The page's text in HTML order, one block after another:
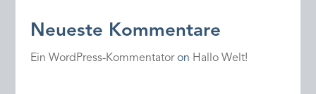
Neueste Kommentare
Ein WordPress-Kommentatoron Hallo Welt!